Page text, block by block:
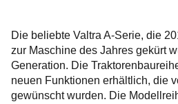
Die beliebte Valtra A-Serie, die
zur Maschine des Jahres gekürt
Generation. Die
neuen Funktionen erhältlich, die
gewünscht wurden. Die